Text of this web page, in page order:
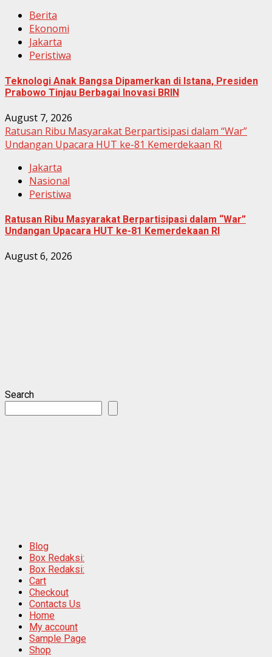
Berita
Ekonomi
Jakarta
Peristiwa
Teknologi Anak Bangsa Dipamerkan di Istana, Presiden
Prabowo Tinjau Berbagai Inovasi BRIN
August 7, 2026
Ratusan Ribu Masyarakat Berpartisipasi dalam “War”
Undangan Upacara HUT ke-81 Kemerdekaan RI
Jakarta
Nasional
Peristiwa
Ratusan Ribu Masyarakat Berpartisipasi dalam “War”
Undangan Upacara HUT ke-81 Kemerdekaan RI
August 6, 2026
Search
Blog
Box Redaksi:
Box Redaksi:
Cart
Checkout
Contacts Us
Home
My account
Sample Page
Shop